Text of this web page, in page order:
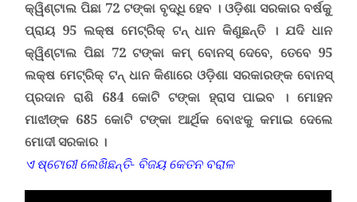
କ୍ୱିଣ୍ଟାଲ ପିଛା 72 ଟଙ୍କା ବୃଦ୍ଧି ହେବ ।ଓଡ଼ିଶା ସରକାର ବର୍ଷକୁ
ପ୍ରାୟ 95 ଲକ୍ଷ ମେଟ୍ରିକ୍ ଟନ୍ ଧାନ କିଣୁଛନ୍ତି । ଯଦି ଧାନ
କ୍ୱିଣ୍ଟାଲ ପିଛା 72 ଟଙ୍କା କମ୍ ବୋନସ୍ ଦେବେ, ତେବେ 95
ଲକ୍ଷ ମେଟ୍ରିକ୍ ଟନ୍ ଧାନ କିଣାରେ ଓଡ଼ିଶା ସରକାରଙ୍କ ବୋନସ୍
ପ୍ରଦାନ ରାଶି 684 କୋଟି ଟଙ୍କା ହ୍ରାସ ପାଇବ । ମୋହନ
ମାଝୀଙ୍କ 685 କୋଟି ଟଙ୍କା ଆର୍ଥିକ ବୋଝକୁ କମାଇ ଦେଲେ
ମୋଦୀସରକାର ।
ଏ ଷ୍ଟୋରୀ ଲେଖିଛନ୍ତି- ବିଜୟ କେତନ ବରାଳ